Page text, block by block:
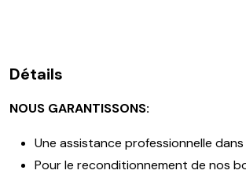
Détails
NOUS GARANTISSONS:
Une assistance professionnelle
Pour le reconditionnement de nos